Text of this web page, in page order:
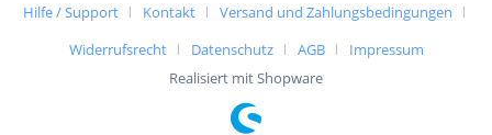
Hilfe / Support
Kontakt
Versand und Zahlungsbedingungen
Widerrufsrecht
Datenschutz AGB
Impressum
Realisiert mit Shopware